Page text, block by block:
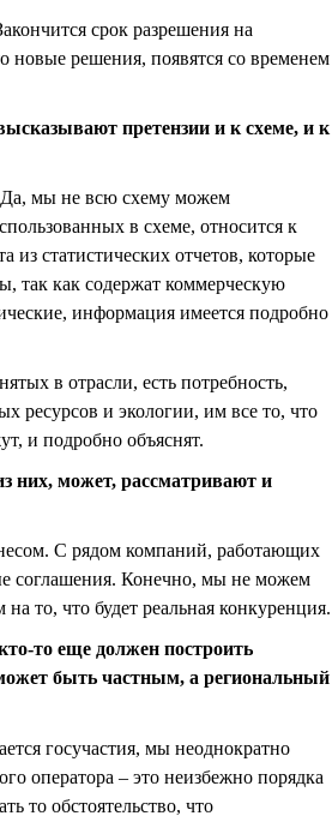
срок разрешения на
новые решения, появятся со временем
претензии и к схеме, и к
мы не всю схему можем
в схеме, относится к
из статистических отчетов, которые
так как содержат коммерческую
информация имеется подробно
в отрасли, есть потребность,
ресурсов и экологии, им все то, что
и подробно объяснят.
них, может, рассматривают и
С рядом компаний, работающих
соглашения. Конечно, мы не можем
то, что будет реальная конкуренция.
то еще должен построить
быть частным, а региональный
госучастия, мы неоднократно
оператора – это неизбежно порядка
то обстоятельство, что